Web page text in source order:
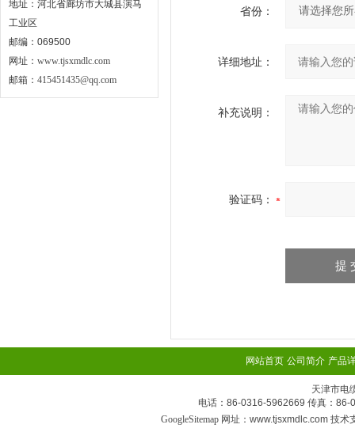
地址：河北省廊坊市大城县演马
工业区
邮编：069500
网址： www.tjsxmdlc.com
邮箱： 415451435@qq.com
省份：
详细地址：
补充说明：
验证码：
网站首页 公司简介 产品
天津市电
电话：86-0316-5962669 传真：86-
GoogleSitemap网址：www.tjsxmdlc.com 技术